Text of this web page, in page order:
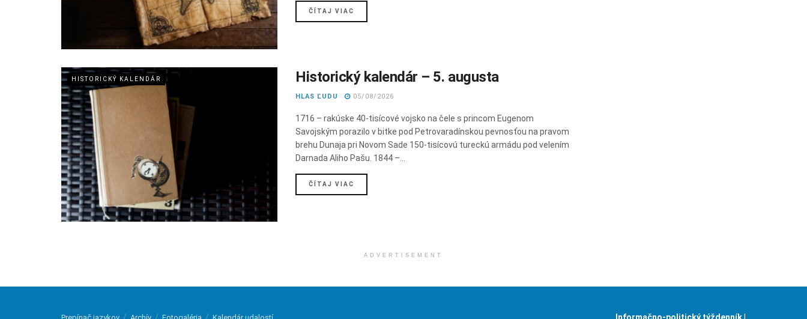
ČÍTAJ VIAC
HISTORICKÝ KALENDÁR Historický kalendár – 5. augusta
HLAS ĽUDU 05/08/2026
1716 – rakúske 40-tisícové vojsko na čele s princom Eugenom
Savojským porazilo v bitke pod Petrovaradínskou pevnosťou na pravom
brehu Dunaja pri Novom Sade 150-tisícovú tureckú armádu pod velením
Darnada Aliho Pašu. 1844 –...
ČÍTAJ VIAC
ADVERTISEMENT